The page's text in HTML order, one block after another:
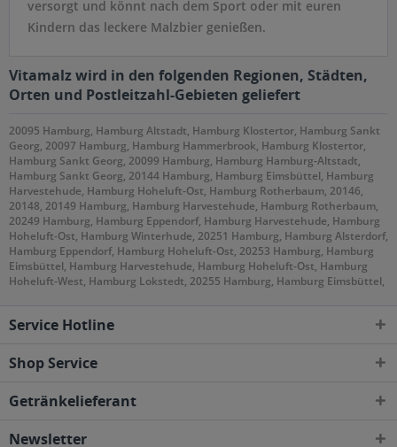
versorgt und könnt nach dem Sport oder mit euren
Kindern das leckere Malzbier genießen.
Vitamalz wird in den folgenden Regionen, Städten,
Orten und Postleitzahl-Gebieten geliefert
20095 Hamburg, Hamburg Altstadt, Hamburg Klostertor, Hamburg Sankt
Georg, 20097 Hamburg, Hamburg Hammerbrook, Hamburg Klostertor,
Hamburg Sankt Georg, 20099 Hamburg, Hamburg Hamburg-Altstadt,
Hamburg Sankt Georg, 20144 Hamburg, Hamburg Eimsbüttel, Hamburg
Harvestehude, Hamburg Hoheluft-Ost, Hamburg Rotherbaum, 20146,
20148, 20149 Hamburg, Hamburg Harvestehude, Hamburg Rotherbaum,
20249 Hamburg, Hamburg Eppendorf, Hamburg Harvestehude, Hamburg
Hoheluft-Ost, Hamburg Winterhude, 20251 Hamburg, Hamburg Alsterdorf,
Hamburg Eppendorf, Hamburg Hoheluft-Ost, 20253 Hamburg, Hamburg
Eimsbüttel, Hamburg Harvestehude, Hamburg Hoheluft-Ost, Hamburg
Hoheluft-West, Hamburg Lokstedt, 20255 Hamburg, Hamburg Eimsbüttel,
Hamburg Eimsbüttel, 20354 Hamburg, Hamburg Neustadt, Hamburg
Hamburg Sankt Pauli, 20357 Hamburg, Hamburg Altona-Altstadt,
Hamburg Altona-Nord, Hamburg Eimsbüttel, Hamburg Rotherbaum,
Hamburg Neustadt, Hamburg Sankt Pauli, 20457 Hamburg, Hamburg
Hamburg Neustadt, Hamburg Steinwerder, 20459 Hamburg, Hamburg
Service Hotline
Shop Service
Getränkelieferant
Newsletter